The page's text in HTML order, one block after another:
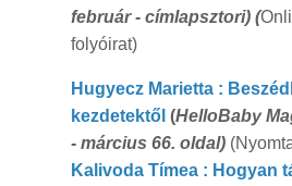
február - címlapsztori) (
folyóirat)
Hugyecz Marietta :
kezdetektől (HelloBaby
- március 66. oldal)
Kalivoda Tímea : Hogyan